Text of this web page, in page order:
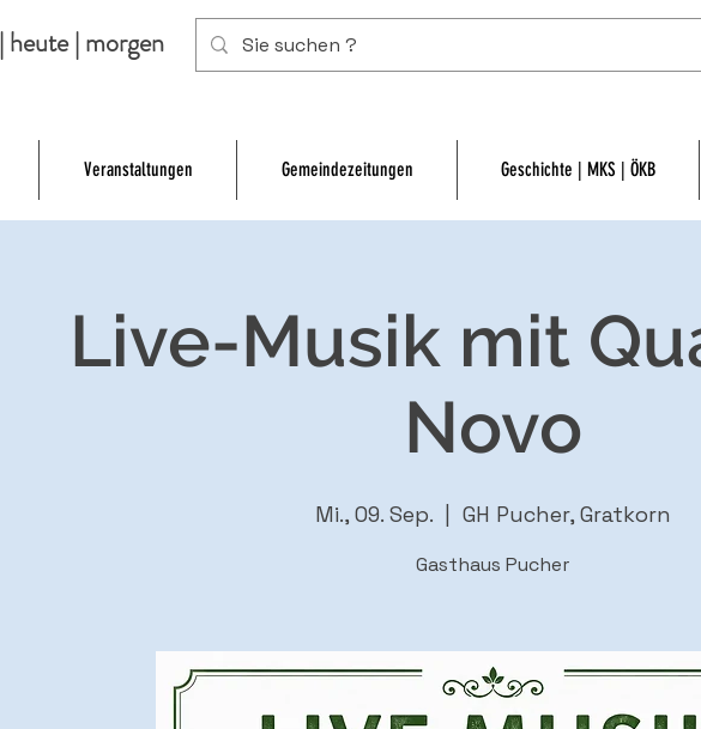
heute | morgen
Veranstaltungen Gemeindezeitungen Geschichte | MKS | ÖKB
Live-Musik mit
Novo
Mi., 09. Sep.
  |
GH Pucher, Gratkorn
Gasthaus Pucher